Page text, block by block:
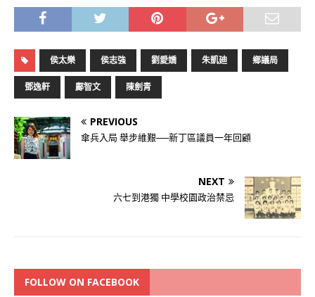
侯太樂 侯志強 劉愛嬌 朱凱廸 鄉議局
鄧逸軒 鄺智文 陳劍青
PREVIOUS
傘兵入局 舉步維艱──新丁區議員一年回顧
NEXT
六七到港獨 中學校園政治禁忌
FOLLOW ON FACEBOOK